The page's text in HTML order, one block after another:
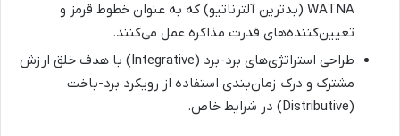
WATNA (بدترین آلترناتیو) که به عنوان خطوط قرمز و
تعیین‌کننده‌های قدرت مذاکره عمل می‌کنند.
طراحی استراتژی‌های برد-برد (Integrative) با هدف خلق ارزش
مشترک و درک زمان‌بندی استفاده از رویکرد برد-باخت
(Distributive) در شرایط خاص.